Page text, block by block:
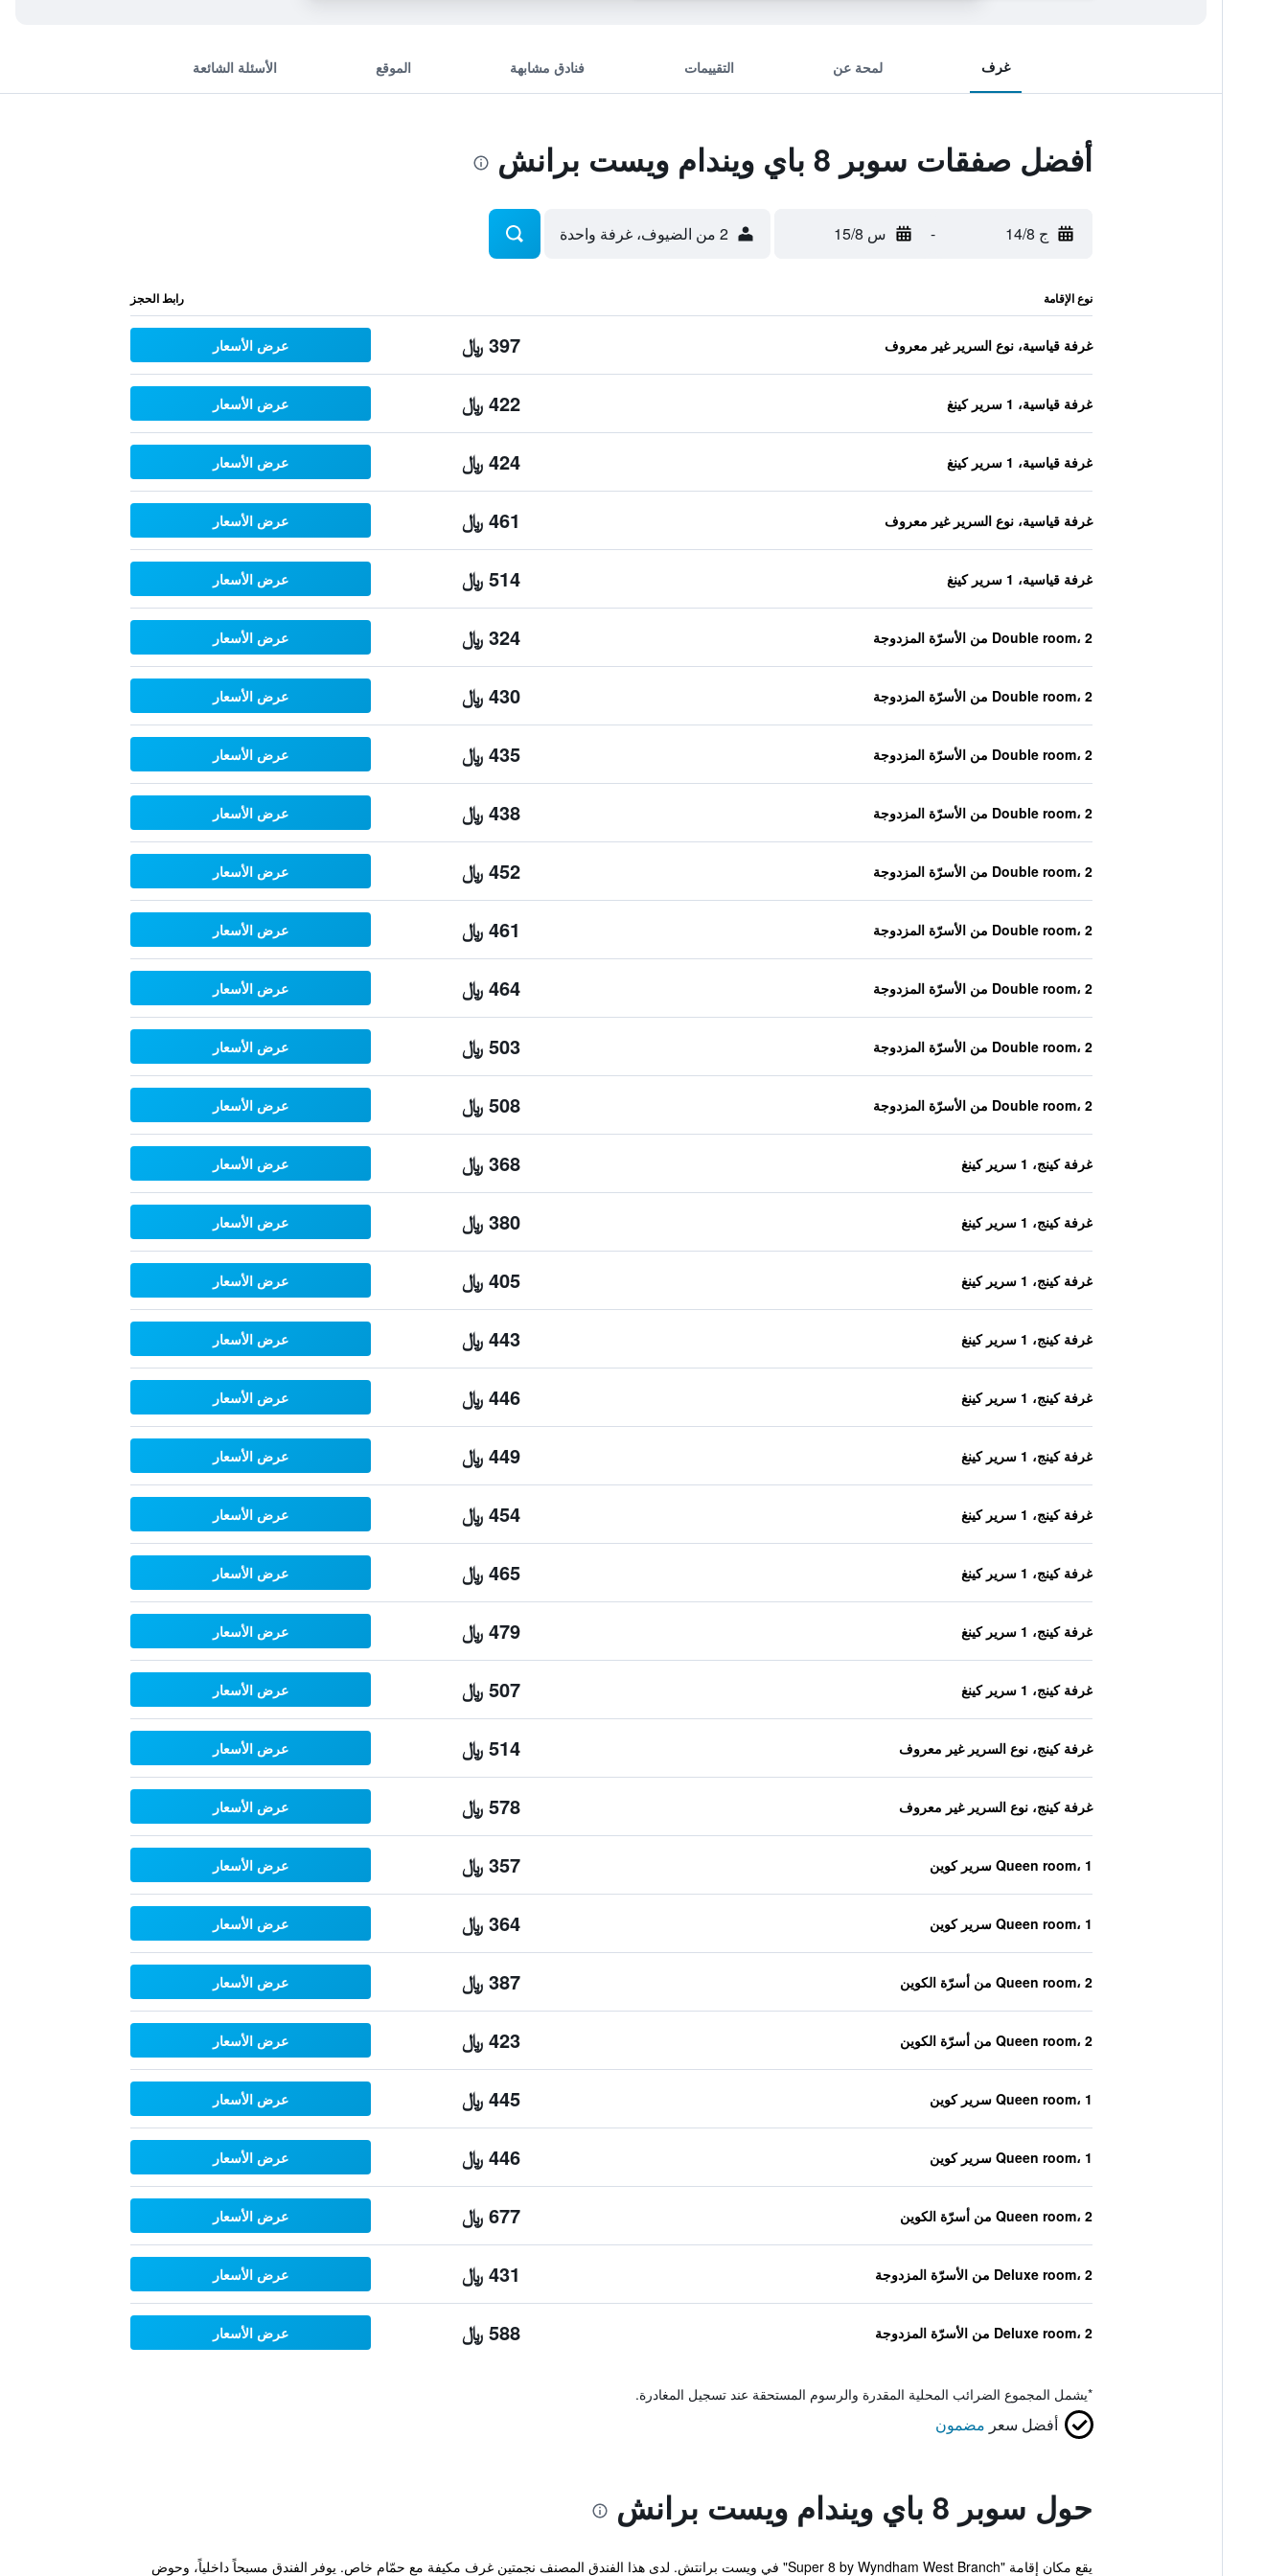
غرف لمحة عن التقييمات فنادق مشابهة الموقع الأسئلة الشائعة
أفضل صفقات سوبر 8 باي ويندام ويست برانش
ج 14/8 - س 15/8 2 من الضيوف، غرفة واحدة
نوع الإقامة رابط الحجز
غرفة قياسية، نوع السرير غير معروف 397 ﷼ عرض الأسعار
غرفة قياسية، 1 سرير كينغ 422 ﷼ عرض الأسعار
غرفة قياسية، 1 سرير كينغ 424 ﷼ عرض الأسعار
غرفة قياسية، نوع السرير غير معروف 461 ﷼ عرض الأسعار
غرفة قياسية، 1 سرير كينغ 514 ﷼ عرض الأسعار
Double room، 2 من الأسرّة المزدوجة 324 ﷼ عرض الأسعار
Double room، 2 من الأسرّة المزدوجة 430 ﷼ عرض الأسعار
Double room، 2 من الأسرّة المزدوجة 435 ﷼ عرض الأسعار
Double room، 2 من الأسرّة المزدوجة 438 ﷼ عرض الأسعار
Double room، 2 من الأسرّة المزدوجة 452 ﷼ عرض الأسعار
Double room، 2 من الأسرّة المزدوجة 461 ﷼ عرض الأسعار
Double room، 2 من الأسرّة المزدوجة 464 ﷼ عرض الأسعار
Double room، 2 من الأسرّة المزدوجة 503 ﷼ عرض الأسعار
Double room، 2 من الأسرّة المزدوجة 508 ﷼ عرض الأسعار
غرفة كينج، 1 سرير كينغ 368 ﷼ عرض الأسعار
غرفة كينج، 1 سرير كينغ 380 ﷼ عرض الأسعار
غرفة كينج، 1 سرير كينغ 405 ﷼ عرض الأسعار
غرفة كينج، 1 سرير كينغ 443 ﷼ عرض الأسعار
غرفة كينج، 1 سرير كينغ 446 ﷼ عرض الأسعار
غرفة كينج، 1 سرير كينغ 449 ﷼ عرض الأسعار
غرفة كينج، 1 سرير كينغ 454 ﷼ عرض الأسعار
غرفة كينج، 1 سرير كينغ 465 ﷼ عرض الأسعار
غرفة كينج، 1 سرير كينغ 479 ﷼ عرض الأسعار
غرفة كينج، 1 سرير كينغ 507 ﷼ عرض الأسعار
غرفة كينج، نوع السرير غير معروف 514 ﷼ عرض الأسعار
غرفة كينج، نوع السرير غير معروف 578 ﷼ عرض الأسعار
Queen room، 1 سرير كوين 357 ﷼ عرض الأسعار
Queen room، 1 سرير كوين 364 ﷼ عرض الأسعار
Queen room، 2 من أسرّة الكوين 387 ﷼ عرض الأسعار
Queen room، 2 من أسرّة الكوين 423 ﷼ عرض الأسعار
Queen room، 1 سرير كوين 445 ﷼ عرض الأسعار
Queen room، 1 سرير كوين 446 ﷼ عرض الأسعار
Queen room، 2 من أسرّة الكوين 677 ﷼ عرض الأسعار
Deluxe room، 2 من الأسرّة المزدوجة 431 ﷼ عرض الأسعار
Deluxe room، 2 من الأسرّة المزدوجة 588 ﷼ عرض الأسعار
*يشمل المجموع الضرائب المحلية المقدرة والرسوم المستحقة عند تسجيل المغادرة.
أفضل سعر مضمون
حول سوبر 8 باي ويندام ويست برانش
يقع مكان إقامة "Super 8 by Wyndham West Branch" في ويست برانتش. لدى هذا الفندق المصنف نجمتين غرف مكيفة مع حمّام خاص. يوفر الفندق مسبحاً داخلياً، وحوض